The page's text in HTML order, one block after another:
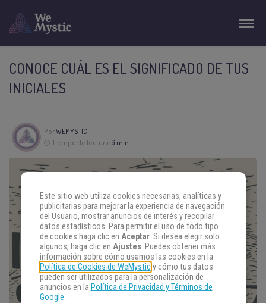
CONOCE CUÁL ES EL SIGNIFICADO DE TUS
INICIALES
PorWEMYSTIC
Tiempo de lectura: 6 min
Este sitio web utiliza cookies necesarias, analíticas y
publicitarias para mejorar la experiencia de navegación
del Usuario, mostrar anuncios de interés y recopilar
datos estadísticos. Para permitir el uso de todo tipo
de cookies haga clic en Aceptar. Si desea elegir solo
algunos, haga clic en Ajustes. Puedes obtener más
información sobre cómo usamos las cookies en la
Política de Cookies de WeMysticy cómo tus datos
pueden ser utilizados para la personalización de
anuncios en la Política de Privacidad y Términos de
Google.